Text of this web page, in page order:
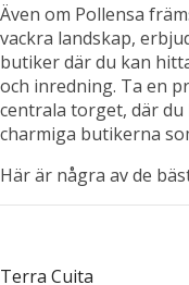
Även om Pollensa
vackra landskap,
butiker där du kan
och inredning. Ta en
centrala torget, där
charmiga butikerna
Här är några av de
Terra Cuita